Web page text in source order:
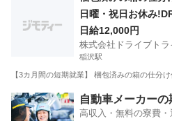
日曜・祝日お休み
日給12,000円
株式会社ドライブトラ
稲沢駅
【3カ月間の短期就業】 梱包済みの箱の仕
愛知 清須市 稲沢駅 仕分け
自動車メーカー
高収入・無料の寮費